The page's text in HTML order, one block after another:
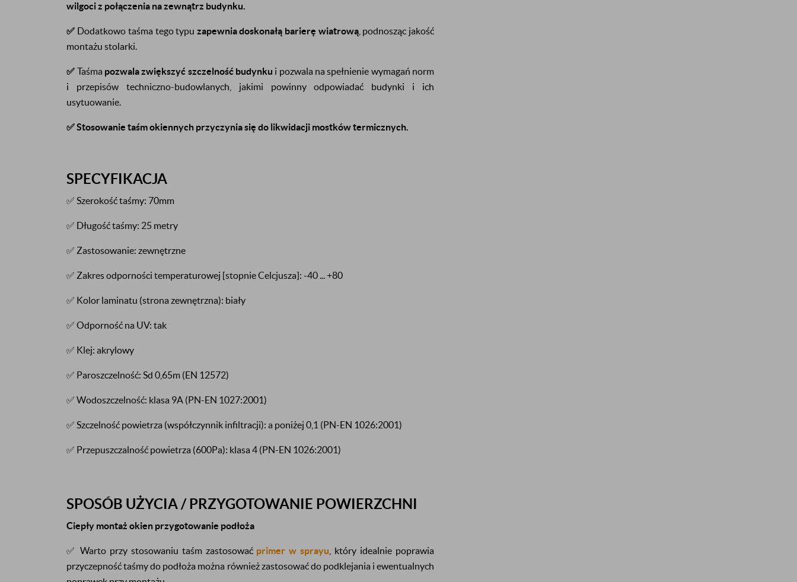
wilgoci z połączenia na zewnątrz budynku.
✅ Dodatkowo taśma tego typu zapewnia doskonałą barierę wiatrową, podnosząc jakość
montażu stolarki.
✅ Taśma pozwala zwiększyć szczelność budynku i pozwala na spełnienie wymagań norm
i przepisów techniczno-budowlanych, jakimi powinny odpowiadać budynki i ich
usytuowanie.
✅Stosowanie taśm okiennych przyczynia się do likwidacji mostków termicznych.
SPECYFIKACJA
✅ Szerokość taśmy: 70mm
✅ Długość taśmy: 25 metry
✅ Zastosowanie: zewnętrzne
✅ Zakres odporności temperaturowej [stopnie Celcjusza]: -40 ... +80
✅ Kolor laminatu (strona zewnętrzna): biały
✅ Odporność na UV: tak
✅ Klej: akrylowy
✅ Paroszczelność: Sd 0,65m (EN 12572)
✅ Wodoszczelność: klasa 9A (PN-EN 1027:2001)
✅ Szczelność powietrza (współczynnik infiltracji): a poniżej 0,1 (PN-EN 1026:2001)
✅ Przepuszczalność powietrza (600Pa): klasa 4 (PN-EN 1026:2001)
SPOSÓB UŻYCIA / PRZYGOTOWANIE POWIERZCHNI
Ciepły montaż okien przygotowanie podłoża
✅ Warto przy stosowaniu taśm zastosować primer w sprayu , który idealnie poprawia
przyczepność taśmy do podłoża można również zastosować do podklejania i ewentualnych